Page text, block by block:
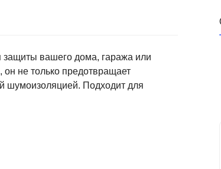
защиты вашего дома, гаража или
он не только предотвращает
шумоизоляцией. Подходит для